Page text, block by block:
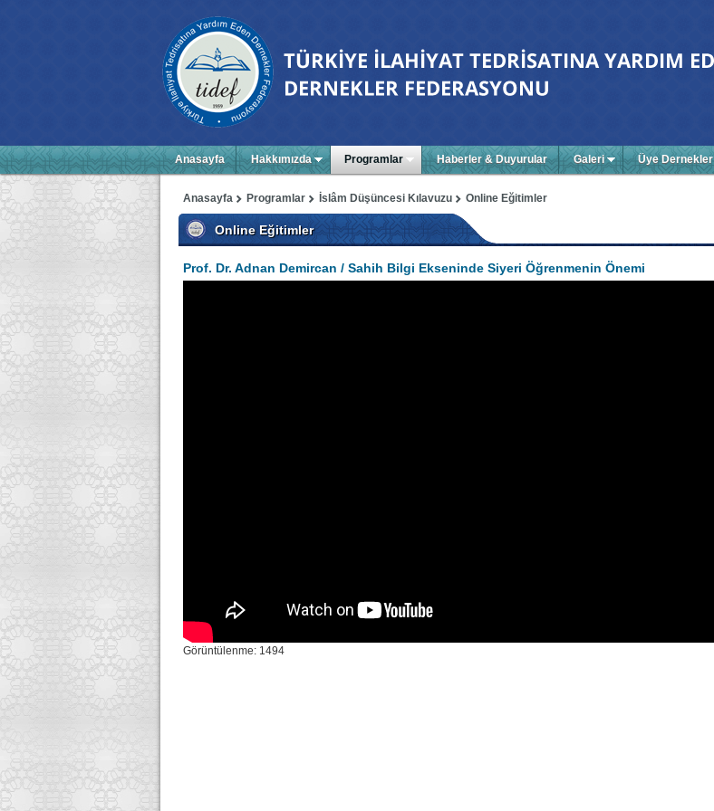
Anasayfa Hakkımızda Programlar Haberler & Duyurular Galeri Üye Dernekler
Online Eğitimler
İslâm Düşüncesi Kılavuzu
Programlar
Anasayfa
Online Eğitimler
Prof. Dr. Adnan Demircan / Sahih Bilgi Ekseninde Siyeri Öğrenmenin Önemi
Görüntülenme: 1494